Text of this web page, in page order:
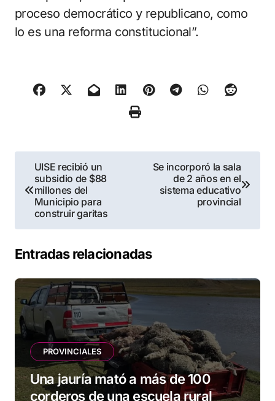
proceso democrático y republicano, como
lo es una reforma constitucional”.
Navegación
de
entradas
UISE recibió un
subsidio de $88
millones del
Municipio para
construir garitas
Se incorporó la sala
de 2 años en el
sistema educativo
provincial
Entradas relacionadas
PROVINCIALES
Una jauría mató a más de 100
corderos de una escuela rural